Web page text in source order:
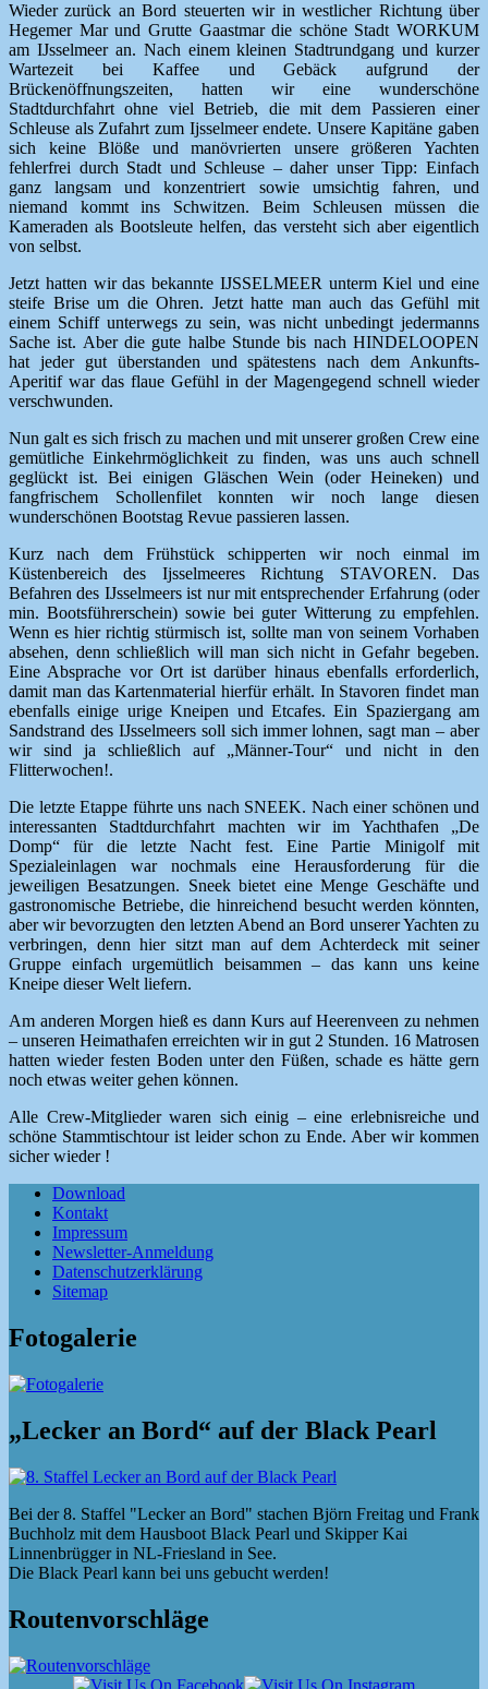
Wieder zurück an Bord steuerten wir in westlicher Richtung über
Hegemer Mar und Grutte Gaastmar die schöne Stadt WORKUM
am IJsselmeer an. Nach einem kleinen Stadtrundgang und kurzer
Wartezeit bei Kaffee und Gebäck aufgrund der
Brückenöffnungszeiten, hatten wir eine wunderschöne
Stadtdurchfahrt ohne viel Betrieb, die mit dem Passieren einer
Schleuse als Zufahrt zum Ijsselmeer endete. Unsere Kapitäne gaben
sich keine Blöße und manövrierten unsere größeren Yachten
fehlerfrei durch Stadt und Schleuse – daher unser Tipp: Einfach
ganz langsam und konzentriert sowie umsichtig fahren, und
niemand kommt ins Schwitzen. Beim Schleusen müssen die
Kameraden als Bootsleute helfen, das versteht sich aber eigentlich
von selbst.
Jetzt hatten wir das bekannte IJSSELMEER unterm Kiel und eine
steife Brise um die Ohren. Jetzt hatte man auch das Gefühl mit
einem Schiff unterwegs zu sein, was nicht unbedingt jedermanns
Sache ist. Aber die gute halbe Stunde bis nach HINDELOOPEN
hat jeder gut überstanden und spätestens nach dem Ankunfts-
Aperitif war das flaue Gefühl in der Magengegend schnell wieder
verschwunden.
Nun galt es sich frisch zu machen und mit unserer großen Crew eine
gemütliche Einkehrmöglichkeit zu finden, was uns auch schnell
geglückt ist. Bei einigen Gläschen Wein (oder Heineken) und
fangfrischem Schollenfilet konnten wir noch lange diesen
wunderschönen Bootstag Revue passieren lassen.
Kurz nach dem Frühstück schipperten wir noch einmal im
Küstenbereich des Ijsselmeeres Richtung STAVOREN. Das
Befahren des IJsselmeers ist nur mit entsprechender Erfahrung (oder
min. Bootsführerschein) sowie bei guter Witterung zu empfehlen.
Wenn es hier richtig stürmisch ist, sollte man von seinem Vorhaben
absehen, denn schließlich will man sich nicht in Gefahr begeben.
Eine Absprache vor Ort ist darüber hinaus ebenfalls erforderlich,
damit man das Kartenmaterial hierfür erhält. In Stavoren findet man
ebenfalls einige urige Kneipen und Etcafes. Ein Spaziergang am
Sandstrand des IJsselmeers soll sich immer lohnen, sagt man – aber
wir sind ja schließlich auf „Männer-Tour“ und nicht in den
Flitterwochen!.
Die letzte Etappe führte uns nach SNEEK. Nach einer schönen und
interessanten Stadtdurchfahrt machten wir im Yachthafen „De
Domp“ für die letzte Nacht fest. Eine Partie Minigolf mit
Spezialeinlagen war nochmals eine Herausforderung für die
jeweiligen Besatzungen. Sneek bietet eine Menge Geschäfte und
gastronomische Betriebe, die hinreichend besucht werden könnten,
aber wir bevorzugten den letzten Abend an Bord unserer Yachten zu
verbringen, denn hier sitzt man auf dem Achterdeck mit seiner
Gruppe einfach urgemütlich beisammen – das kann uns keine
Kneipe dieser Welt liefern.
Am anderen Morgen hieß es dann Kurs auf Heerenveen zu nehmen
– unseren Heimathafen erreichten wir in gut 2 Stunden. 16 Matrosen
hatten wieder festen Boden unter den Füßen, schade es hätte gern
noch etwas weiter gehen können.
Alle Crew-Mitglieder waren sich einig – eine erlebnisreiche und
schöne Stammtischtour ist leider schon zu Ende. Aber wir kommen
sicher wieder !
Download
Kontakt
Impressum
Newsletter-Anmeldung
Datenschutzerklärung
Sitemap
Fotogalerie
„Lecker an Bord“ auf der Black Pearl
Bei der 8. Staffel "Lecker an Bord" stachen Björn Freitag und Frank
Buchholz mit dem Hausboot Black Pearl und Skipper Kai
Linnenbrügger in NL-Friesland in See.
Die Black Pearl kann bei uns gebucht werden!
Routenvorschläge